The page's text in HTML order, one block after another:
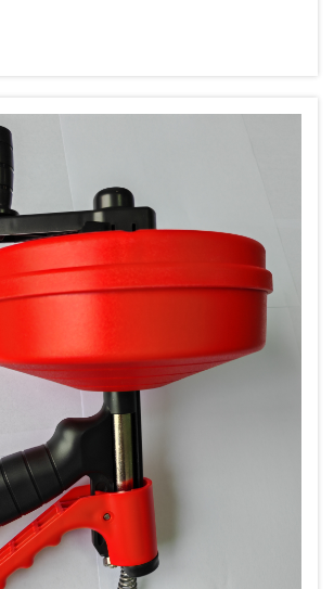
skador på rör. En rörräknare är ett flexibelt,
som är utformat för att bryta igenom eller